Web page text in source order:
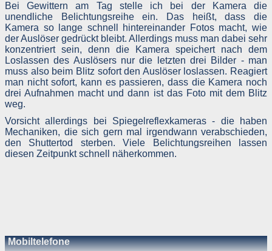
Bei Gewittern am Tag stelle ich bei der Kamera die
unendliche Belichtungsreihe ein. Das heißt, dass die
Kamera so lange schnell hintereinander Fotos macht, wie
der Auslöser gedrückt bleibt. Allerdings muss man dabei sehr
konzentriert sein, denn die Kamera speichert nach dem
Loslassen des Auslösers nur die letzten drei Bilder - man
muss also beim Blitz sofort den Auslöser loslassen. Reagiert
man nicht sofort, kann es passieren, dass die Kamera noch
drei Aufnahmen macht und dann ist das Foto mit dem Blitz
weg.
Vorsicht allerdings bei Spiegelreflexkameras - die haben
Mechaniken, die sich gern mal irgendwann verabschieden,
den Shuttertod sterben. Viele Belichtungsreihen lassen
diesen Zeitpunkt schnell näherkommen.
Mobiltelefone